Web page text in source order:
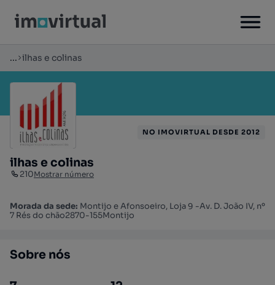
... ilhas e colinas
ilhas e colinas
210Mostrar número
Morada da sede: Montijo e Afonsoeiro, Loja 9 -Av. D. João IV, nº
7 Rés do chão2870-155Montijo
NO IMOVIRTUAL DESDE 2012
Sobre nós